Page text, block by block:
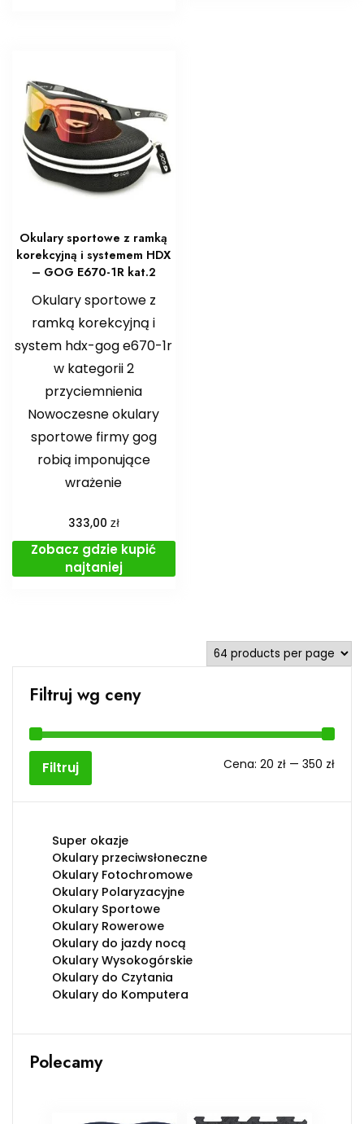
Okulary sportowe z ramką
korekcyjną i systemem HDX
– GOG E670-1R kat.2
Okulary sportowe z
ramką korekcyjną i
system hdx-gog e670-1r
w kategorii 2
przyciemnienia
Nowoczesne okulary
sportowe firmy gog
robią imponujące
wrażenie
333,00 zł
Zobacz gdzie kupić
najtaniej
Filtruj wg ceny
Cena
Cena
Filtruj Cena: 20 zł — 350 zł
Super okazje
Okulary przeciwsłoneczne
Okulary Fotochromowe
Okulary Polaryzacyjne
Okulary Sportowe
Okulary Rowerowe
Okulary do jazdy nocą
Okulary Wysokogórskie
Okulary do Czytania
Okulary do Komputera
Polecamy